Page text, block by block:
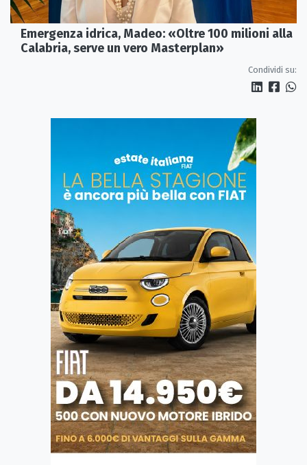
Emergenza idrica, Madeo: «Oltre 100 milioni alla
Calabria, serve un vero Masterplan»
Condividi su: